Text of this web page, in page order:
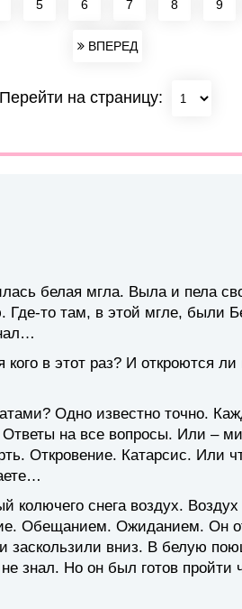
5 6 7 8 9
ВПЕРЕД
Перейти на страницу:
белая мгла. Выла и пела
Где-то там, в этой мгле, были
кого в этот раз? И откроются
Одно известно точно.
на все вопросы. Или –
Откровение. Катарсис. Или
колючего снега воздух.
Обещанием. Ожиданием. Он
заскользили вниз. В белую
знал. Но он был готов пройти